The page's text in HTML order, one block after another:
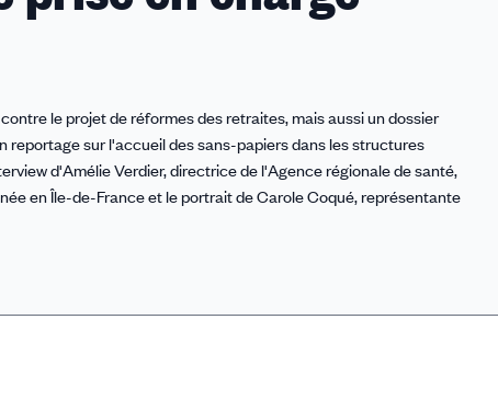
le projet de réformes des retraites, mais aussi un dossier
reportage sur l'accueil des sans-papiers dans les structures
d'Amélie Verdier, directrice de l'Agence régionale de santé,
en Île-de-France et le portrait de Carole Coqué, représentante